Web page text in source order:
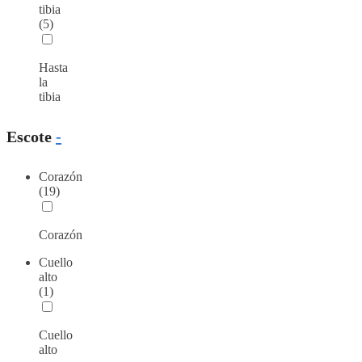
tibia
(5)
Hasta
la
tibia
Escote -
Corazón
(19)
Corazón
Cuello
alto
(1)
Cuello
alto